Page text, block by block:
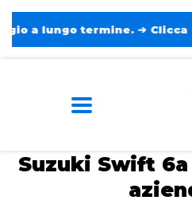
termine. ➔ Clicca e
Home
Suzuki Swift